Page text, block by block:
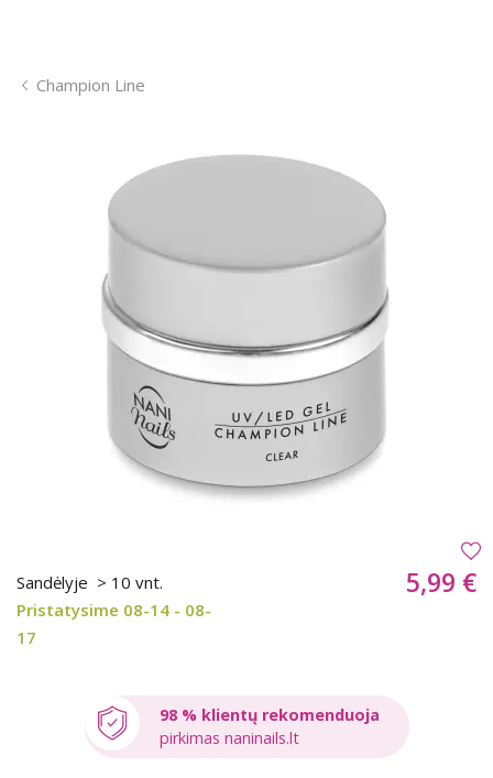
Champion Line
Sandėlyje > 10 vnt.
Pristatysime 08-14 - 08-
17
5,99 €
98 % klientų rekomenduoja
pirkimas naninails.lt